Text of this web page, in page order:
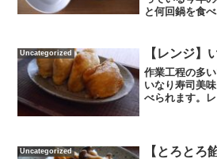
と何回鍋を食
じ・鶏肉・生
ボールに鶏ひ
Uncategorized 【レンジ】
作業工程の多
いなり寿司美
べられます。
うにして耐熱
Uncategorized 【とろとろ